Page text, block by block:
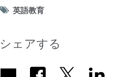
Tag
英語教育
シェアする